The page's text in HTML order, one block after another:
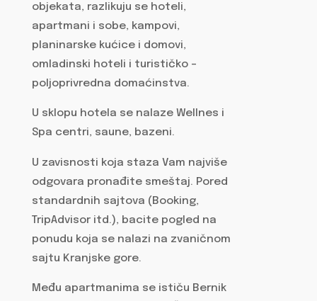
objekata, razlikuju se hoteli,
apartmani i sobe, kampovi,
planinarske kućice i domovi,
omladinski hoteli i turističko –
poljoprivredna domaćinstva.
U sklopu hotela se nalaze Wellnes i
Spa centri, saune, bazeni.
U zavisnosti koja staza Vam najviše
odgovara pronađite smeštaj. Pored
standardnih sajtova (Booking,
TripAdvisor itd.), bacite pogled na
ponudu koja se nalazi na zvaničnom
sajtu Kranjske gore.
Među apartmanima se ističu Bernik